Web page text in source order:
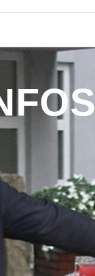
FOS
BÜ